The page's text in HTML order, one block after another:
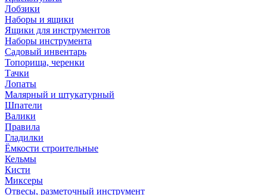
Лобзики
Наборы и ящики
Ящики для инструментов
Наборы инструмента
Садовый инвентарь
Топорища, черенки
Тачки
Лопаты
Малярный и штукатурный
Шпатели
Валики
Правила
Гладилки
Ёмкости строительные
Кельмы
Кисти
Миксеры
Отвесы, разметочный инструмент